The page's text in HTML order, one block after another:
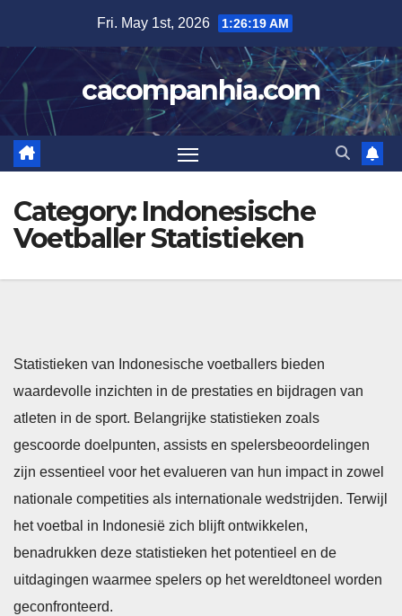
content
Fri. May 1st, 2026 1:26:20 AM
cacompanhia.com
Category: Indonesische
Voetballer Statistieken
Statistieken van Indonesische voetballers bieden
waardevolle inzichten in de prestaties en bijdragen van
atleten in de sport. Belangrijke statistieken zoals
gescoorde doelpunten, assists en spelersbeoordelingen
zijn essentieel voor het evalueren van hun impact in zowel
nationale competities als internationale wedstrijden. Terwijl
het voetbal in Indonesië zich blijft ontwikkelen,
benadrukken deze statistieken het potentieel en de
uitdagingen waarmee spelers op het wereldtoneel worden
geconfronteerd.